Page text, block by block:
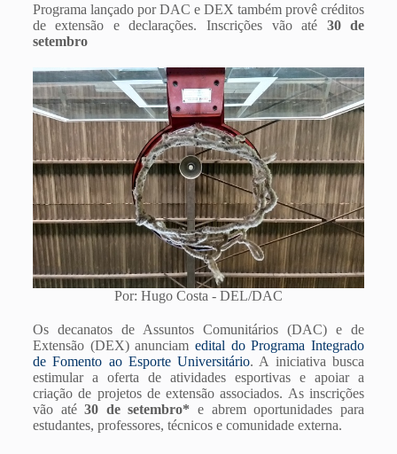
Programa lançado por DAC e DEX também provê créditos
de extensão e declarações. Inscrições vão até 30 de
setembro
Por: Hugo Costa - DEL/DAC
Os decanatos de Assuntos Comunitários (DAC) e de
Extensão (DEX) anunciam edital do Programa Integrado
de Fomento ao Esporte Universitário. A iniciativa busca
estimular a oferta de atividades esportivas e apoiar a
criação de projetos de extensão associados. As inscrições
vão até30 de setembro* e abrem oportunidades para
estudantes, professores, técnicos e comunidade externa.